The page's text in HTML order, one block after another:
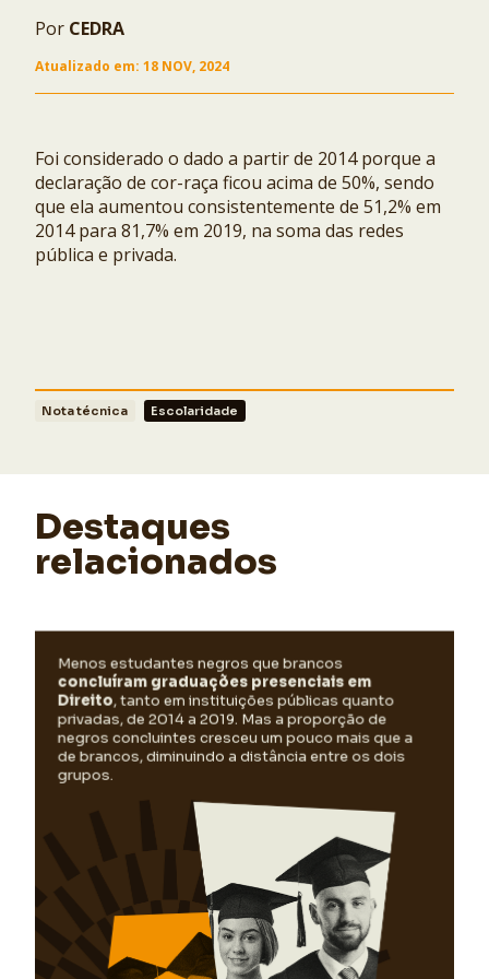
COPIAR
Ocultar
Por CEDRA
Atualizado em: 18 NOV, 2024
Foi considerado o dado a partir de 2014 porque a
declaração de cor-raça ficou acima de 50%, sendo
que ela aumentou consistentemente de 51,2% em
2014 para 81,7% em 2019, na soma das redes
pública e privada.
Nota técnica Escolaridade
Destaques
relacionados
Menos estudantes negros que brancos
concluíram graduações presenciais em
Direito, tanto em instituições públicas quanto
privadas, de 2014 a 2019. Mas a proporção de
negros concluintes cresceu um pouco mais que a
de brancos, diminuindo a distância entre os dois
grupos.
Estudantes brancos que concluíram graduações presenciais
em Direito aumentaram 13,7 pontos percentuais (pp) nas
instituições públicas e 13,2 pp nas privadas de 2014 a 2019.
Já os negros aumentaram 18,1 pp nas instituições públicas
e 16,4 pp nas privadas, um aumento mais acelerado que o
dos brancos no mesmo período.